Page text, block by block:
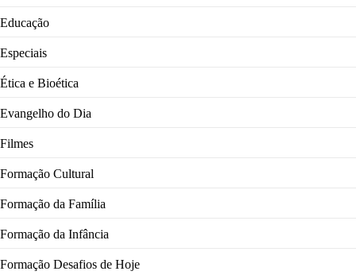
Educação
Especiais
Ética e Bioética
Evangelho do Dia
Filmes
Formação Cultural
Formação da Família
Formação da Infância
Formação Desafios de Hoje